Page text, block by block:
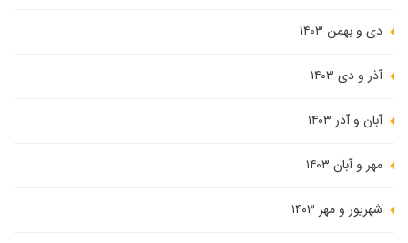
دی و بهمن ۱۴۰۳
آذر و دی ۱۴۰۳
آبان و آذر ۱۴۰۳
مهر و آبان ۱۴۰۳
شهریور و مهر ۱۴۰۳